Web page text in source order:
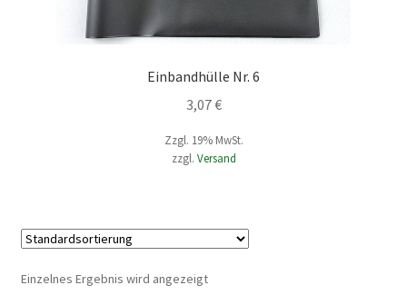
Einbandhülle Nr. 6
3,07€
Zzgl. 19% MwSt.
zzgl. Versand
Einzelnes Ergebnis wird angezeigt